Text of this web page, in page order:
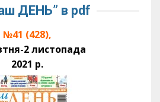
ДЕНЬ” в pdf
№41 (428),
2 листопада
2021 р.